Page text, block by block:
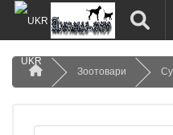
UKR
Зоотовари